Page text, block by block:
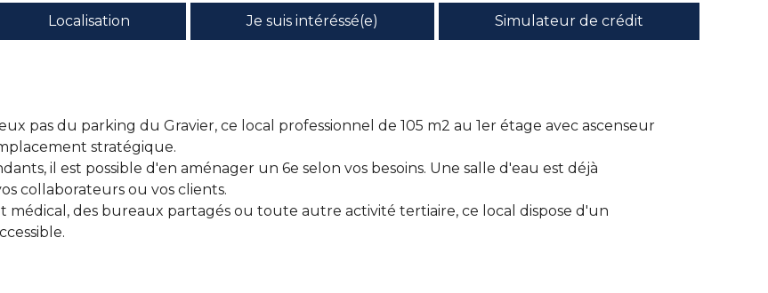
Localisation Je suis intéréssé(e) Simulateur de crédit
pas du parking du Gravier, ce local professionnel de 105 m2 au 1er étage avec ascenseur
stratégique.
il est possible d'en aménager un 6e selon vos besoins. Une salle d'eau est déjà
collaborateurs ou vos clients.
médical, des bureaux partagés ou toute autre activité tertiaire, ce local dispose d'un